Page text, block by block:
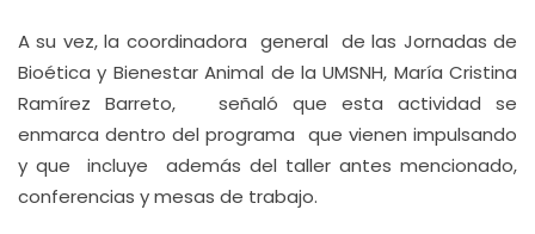
A su vez, la coordinadora general de las Jornadas de
Bioética y Bienestar Animal de la UMSNH, María Cristina
Ramírez Barreto, señaló que esta actividad se
enmarca dentro del programa que vienen impulsando
y que incluye además del taller antes mencionado,
conferencias y mesas de trabajo.